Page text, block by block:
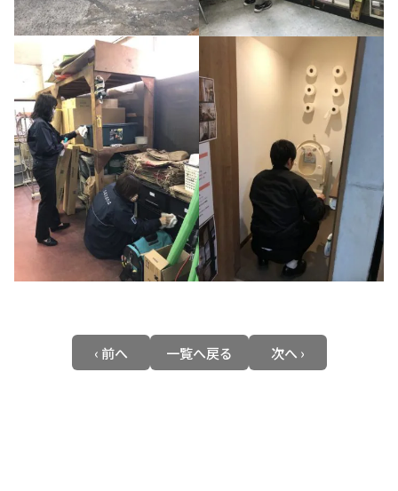
‹ 前へ 一覧へ戻る 次へ ›